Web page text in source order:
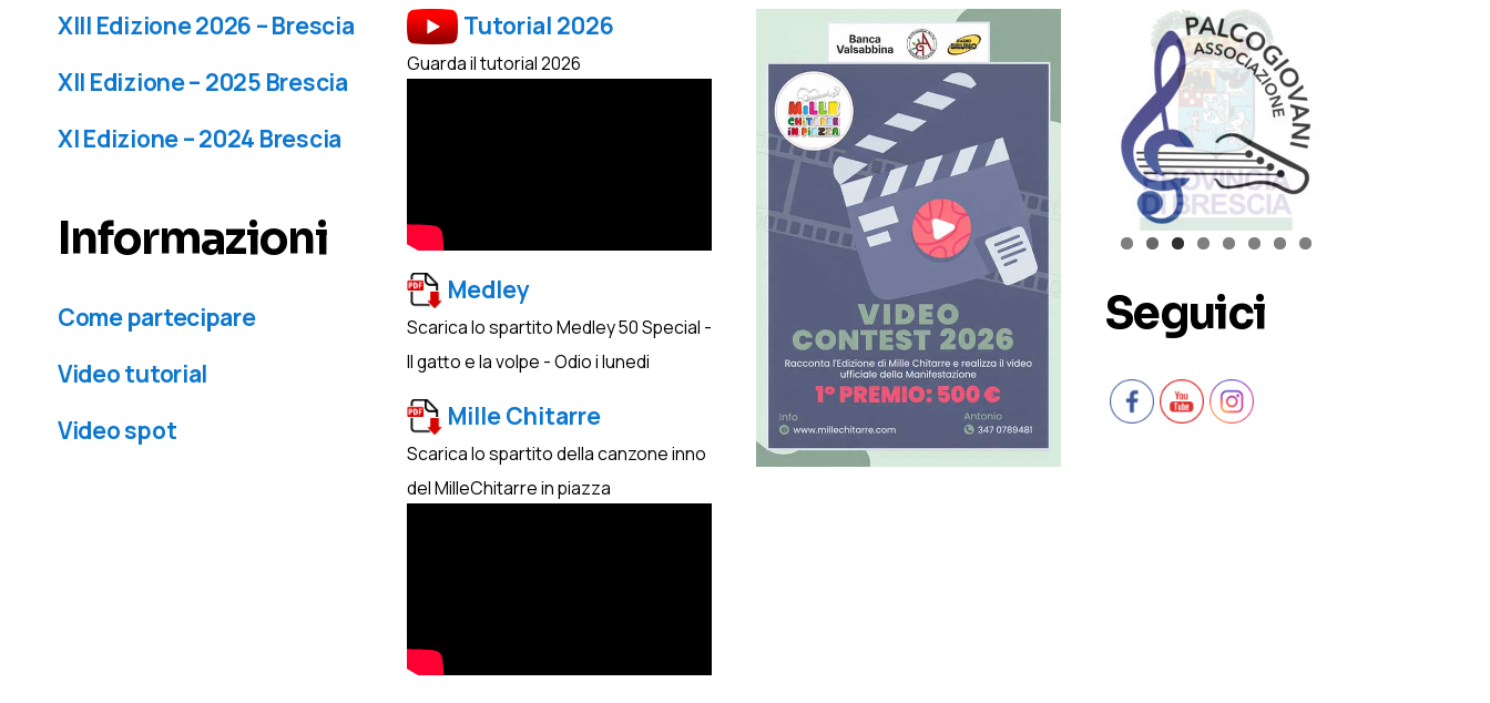
XIII Edizione 2026 – Brescia
XII Edizione – 2025 Brescia
XI Edizione – 2024 Brescia
Informazioni
Come partecipare
Video tutorial
Video spot
Tutorial 2026
Guarda il tutorial 2026
Medley
Scarica lo spartito Medley 50 Special -
Il gatto e la volpe - Odio i lunedi
Mille Chitarre
Scarica lo spartito della canzone inno
del MilleChitarre in piazza
Seguici